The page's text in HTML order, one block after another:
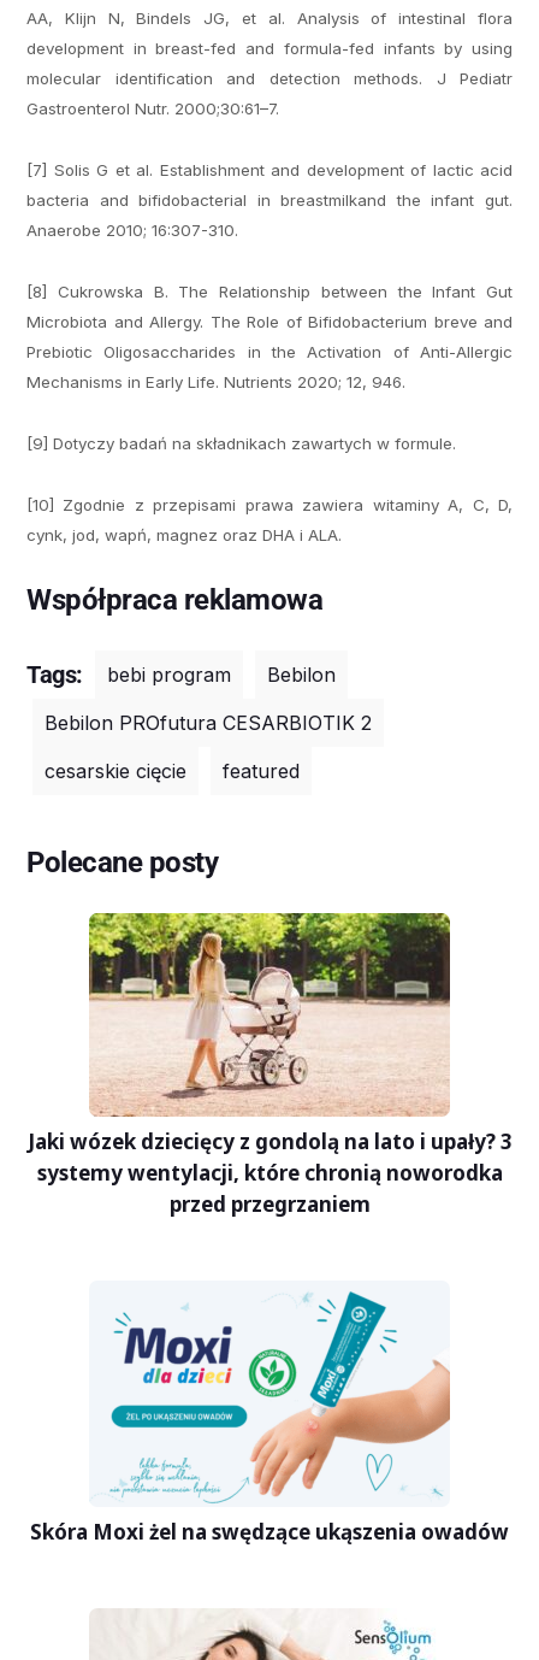
AA, Klijn N, Bindels JG, et al. Analysis of intestinal flora
development in breast-fed and formula-fed infants by using
molecular identification and detection methods. J Pediatr
Gastroenterol Nutr. 2000;30:61–7.
[7] Solis G et al. Establishment and development of lactic acid
bacteria and bifidobacterial in breastmilkand the infant gut.
Anaerobe 2010; 16:307-310.
[8] Cukrowska B. The Relationship between the Infant Gut
Microbiota and Allergy. The Role of Bifidobacterium breve and
Prebiotic Oligosaccharides in the Activation of Anti-Allergic
Mechanisms in Early Life. Nutrients 2020; 12, 946.
[9] Dotyczy badań na składnikach zawartych w formule.
[10] Zgodnie z przepisami prawa zawiera witaminy A, C, D,
cynk, jod, wapń, magnez oraz DHA i ALA.
Współpraca reklamowa
Tags: bebi program
Bebilon
Bebilon PROfutura CESARBIOTIK 2
cesarskie cięcie
featured
Polecane posty
Jaki wózek dziecięcy z gondolą na lato i upały? 3
systemy wentylacji, które chronią noworodka
przed przegrzaniem
Skóra Moxi żel na swędzące ukąszenia owadów